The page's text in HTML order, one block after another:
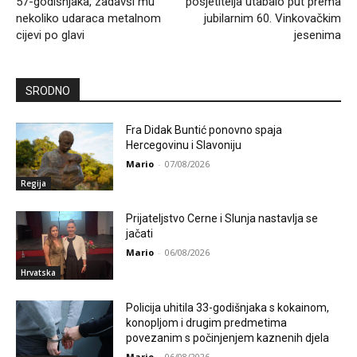
nekoliko udaraca metalnom
cijevi po glavi
jubilarnim 60. Vinkovačkim
jesenima
SRODNO
Regija
Fra Didak Buntić ponovno spaja
Hercegovinu i Slavoniju
Mario - 07/08/2026
Hrvatska
Prijateljstvo Cerne i Slunja nastavlja se
jačati
Mario - 06/08/2026
Policija uhitila 33-godišnjaka s kokainom,
konopljom i drugim predmetima
povezanim s počinjenjem kaznenih djela